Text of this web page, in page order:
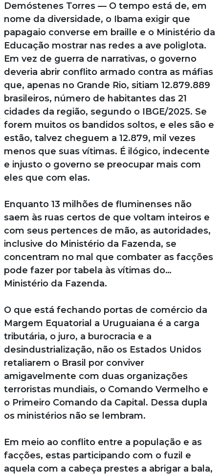
Demóstenes Torres — O tempo está de, em
nome da diversidade, o Ibama exigir que
papagaio converse em braille e o Ministério da
Educação mostrar nas redes a ave poliglota.
Em vez de guerra de narrativas, o governo
deveria abrir conflito armado contra as máfias
que, apenas no Grande Rio, sitiam 12.879.889
brasileiros, número de habitantes das 21
cidades da região, segundo o IBGE/2025. Se
forem muitos os bandidos soltos, e eles são e
estão, talvez cheguem a 12.879, mil vezes
menos que suas vítimas. É ilógico, indecente
e injusto o governo se preocupar mais com
eles que com elas.
Enquanto 13 milhões de fluminenses não
saem às ruas certos de que voltam inteiros e
com seus pertences de mão, as autoridades,
inclusive do Ministério da Fazenda, se
concentram no mal que combater as facções
pode fazer por tabela às vítimas do…
Ministério da Fazenda.
O que está fechando portas de comércio da
Margem Equatorial a Uruguaiana é a carga
tributária, o juro, a burocracia e a
desindustrialização, não os Estados Unidos
retaliarem o Brasil por conviver
amigavelmente com duas organizações
terroristas mundiais, o Comando Vermelho e
o Primeiro Comando da Capital. Dessa dupla
os ministérios não se lembram.
Em meio ao conflito entre a população e as
facções, estas participando com o fuzil e
aquela com a cabeça prestes a abrigar a bala,